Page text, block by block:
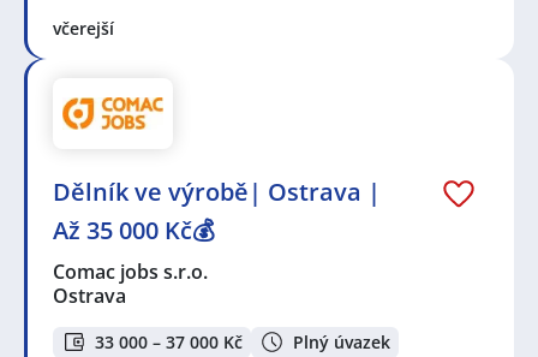
včerejší
Dělník ve výrobě| Ostrava |
Až 35 000 Kč💰
Comac jobs s.r.o.
Ostrava
33 000 – 37 000 Kč Plný úvazek